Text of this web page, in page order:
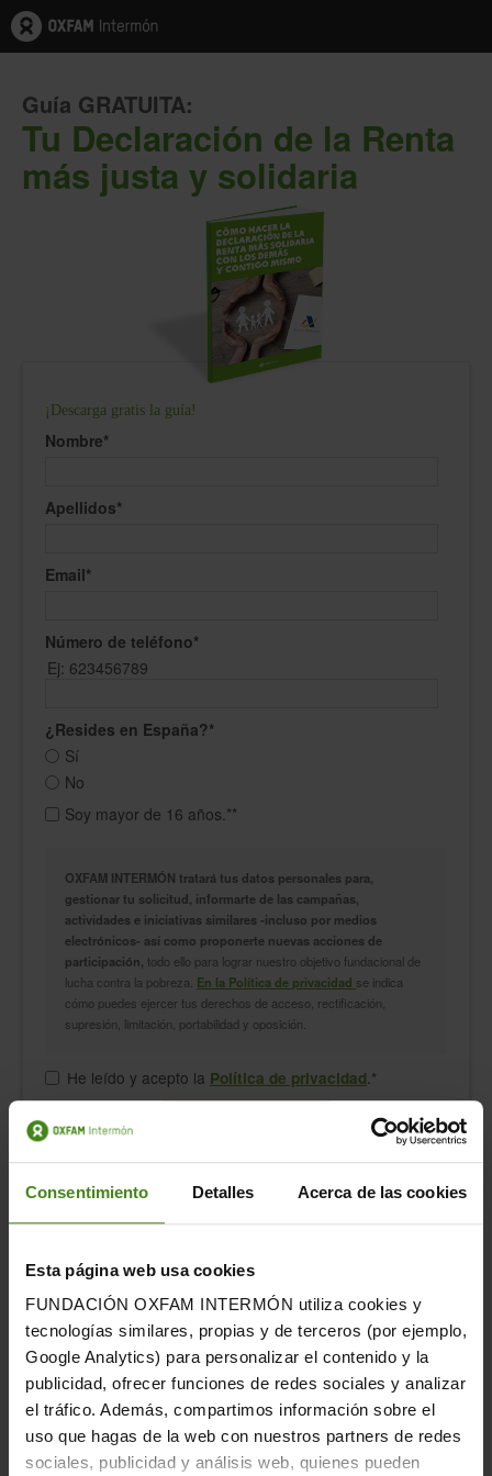
Consentimiento Detalles Acerca de las cookies
Esta página web usa cookies
FUNDACIÓN OXFAM INTERMÓN utiliza cookies y
tecnologías similares, propias y de terceros (por ejemplo,
Google Analytics) para personalizar el contenido y la
publicidad, ofrecer funciones de redes sociales y analizar
el tráfico. Además, compartimos información sobre el
uso que hagas de la web con nuestros partners de redes
sociales, publicidad y análisis web, quienes pueden
Guía GRATUITA:
Tu Declaración de la Renta
más justa y solidaria
¡Descarga gratis la guía!
Nombre*
Apellidos*
Email*
Número de teléfono*
Ej: 623456789
¿Resides en España?*
Sí
No
Soy mayor de 16 años.**
OXFAM INTERMÓN tratará tus datos personales para,
gestionar tu solicitud, informarte de las campañas,
actividades e iniciativas similares -incluso por medios
electrónicos- así como proponerte nuevas acciones de
participación, todo ello para lograr nuestro objetivo fundacional de
lucha contra la pobreza. En la Política de privacidad se indica
cómo puedes ejercer tus derechos de acceso, rectificación,
supresión, limitación, portabilidad y oposición.
He leído y acepto la Política de privacidad *
tenemos claros los conceptos básicos.
intentar resolver tus dudas al mismo tiempo que te enseñamos
a realizar una declaración más solidaria con la sociedad,
sin que a ti te suponga un desembolso mayor .
Descubre en esta guía:
Qué conceptos básicostienes que tener en cuenta
para realizar la Declaración de la Renta.
A quédeducciones y bonificacionestienes acceso.